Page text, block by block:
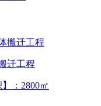
迁工程
： 2800㎡